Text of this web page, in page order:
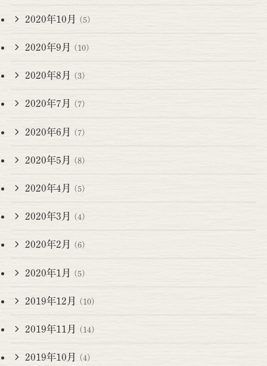
2020年10月 (5)
2020年9月 (10)
2020年8月 (3)
2020年7月 (7)
2020年6月 (7)
2020年5月 (8)
2020年4月 (5)
2020年3月 (4)
2020年2月 (6)
2020年1月 (5)
2019年12月 (10)
2019年11月 (14)
2019年10月 (4)